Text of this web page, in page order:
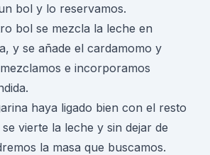
bol y lo reservamos.
bol se mezcla la leche en
y se añade el cardamomo y
e incorporamos
haya ligado bien con el resto
vierte la leche y sin dejar de
la masa que buscamos.